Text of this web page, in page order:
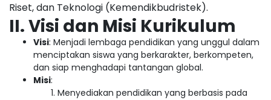
Riset, dan Teknologi (Kemendikbudristek).
II. Visi dan Misi Kurikulum
Visi: Menjadi lembaga pendidikan yang unggul dalam
menciptakan siswa yang berkarakter, berkompeten,
dan siap menghadapi tantangan global.
Misi:
Menyediakan pendidikan yang berbasis pada